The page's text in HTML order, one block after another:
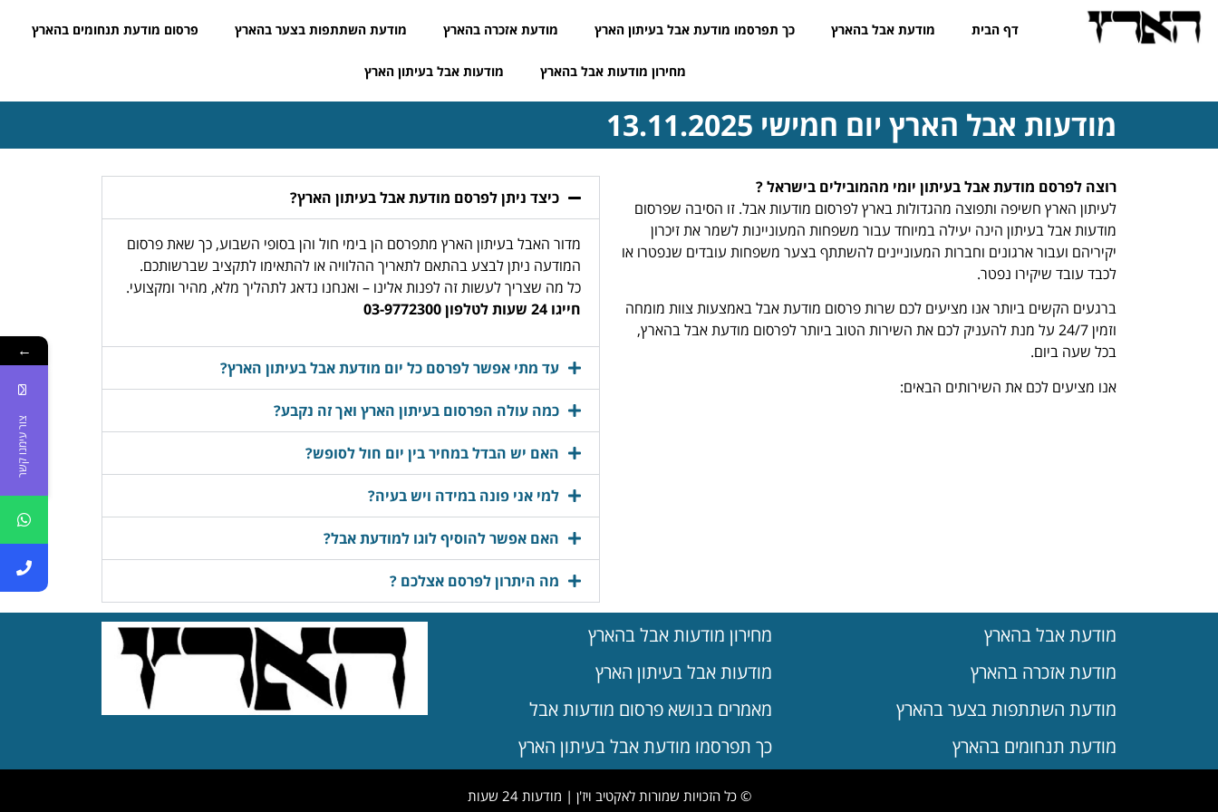
דף הבית מודעת אבל בהארץ כך תפרסמו מודעת אבל בעיתון הארץ מודעת אזכרה בהארץ מודעת השתתפות בצער בהארץ פרסום מודעת תנחומים בהארץ
מחירון מודעות אבל בהארץ מודעות אבל בעיתון הארץ
מודעות אבל הארץ יום חמישי 13.11.2025
רוצה לפרסם מודעת אבל בעיתון יומי מהמובילים בישראל ?
לעיתון הארץ חשיפה ותפוצה מהגדולות בארץ לפרסום מודעות אבל. זו הסיבה שפרסום
מודעות אבל בעיתון הינה יעילה במיוחד עבור משפחות המעוניינות לשמר את זיכרון
יקיריהם ועבור ארגונים וחברות המעוניינים להשתתף בצער משפחות עובדים שנפטרו או
לכבד עובד שיקירו נפטר.
ברגעים הקשים ביותר אנו מציעים לכם שרות פרסום מודעת אבל באמצעות צוות מומחה
וזמין 24/7 על מנת להעניק לכם את השירות הטוב ביותר לפרסום מודעת אבל בהארץ,
בכל שעה ביום.
אנו מציעים לכם את השירותים הבאים:
כיצד ניתן לפרסם מודעת אבל בעיתון הארץ?
מדור האבל בעיתון הארץ מתפרסם הן בימי חול והן בסופי השבוע, כך שאת פרסום
המודעה ניתן לבצע בהתאם לתאריך ההלוויה או להתאימו לתקציב שברשותכם.
כל מה שצריך לעשות זה לפנות אלינו – ואנחנו נדאג לתהליך מלא, מהיר ומקצועי.
חייגו 24 שעות לטלפון 03-9772300
עד מתי אפשר לפרסם כל יום מודעת אבל בעיתון הארץ?
כמה עולה הפרסום בעיתון הארץ ואך זה נקבע?
האם יש הבדל במחיר בין יום חול לסופש?
למי אני פונה במידה ויש בעיה?
האם אפשר להוסיף לוגו למודעת אבל?
מה היתרון לפרסם אצלכם ?
מודעת אבל בהארץ
מודעת אזכרה בהארץ
מודעת השתתפות בצער בהארץ
מודעת תנחומים בהארץ
מחירון מודעות אבל בהארץ
מודעות אבל בעיתון הארץ
מאמרים בנושא פרסום מודעות אבל
כך תפרסמו מודעת אבל בעיתון הארץ
© כל הזכויות שמורות לאקטיב ויז'ן | מודעות 24 שעות
←
צור עימנו קשר